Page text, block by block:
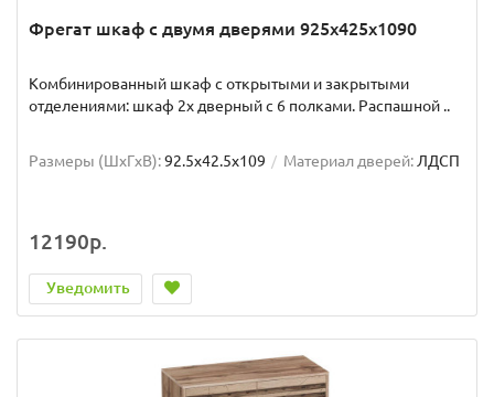
Фрегат шкаф с двумя дверями 925х425х1090
Комбинированный шкаф с открытыми и закрытыми
отделениями: шкаф 2х дверный с 6 полками. Распашной ..
Размеры (ШxГxВ):92.5x42.5x109 Материал дверей:ЛДСП
12190р.
Уведомить